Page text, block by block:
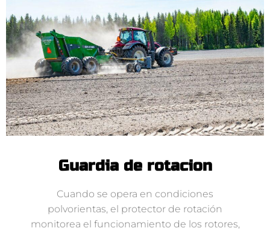
Guardia de rotacion
Cuando se opera en condiciones
polvorientas, el protector de rotación
monitorea el funcionamiento de los rotores,